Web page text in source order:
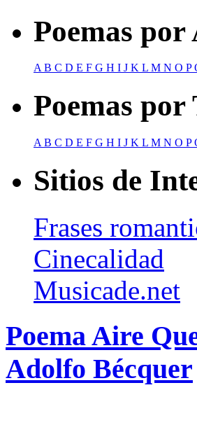
Poemas
AB C D E F G H I J K L M N O P
Poemas
A B C D E F G H I J K L M N O P
Sitios de
Frases
Cinecalidad
Musicade.net
Poema Aire
Adolfo Bécquer